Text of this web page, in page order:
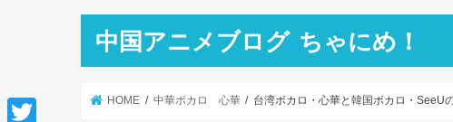
中国アニメブログ ちゃにめ！
HOME 中華ボカロ 心華 台湾ボカロ・心華と韓国ボカロ・SeeU